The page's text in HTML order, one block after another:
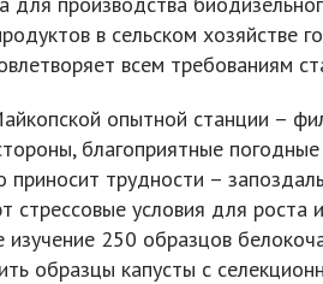
в сельском хозяйстве
всем требованиям
опытной станции –
благоприятные
приносит трудности –
стрессовые условия для роста
250 образцов
образцы капусты с